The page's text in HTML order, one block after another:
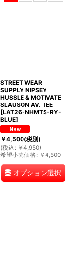
STREET WEAR
SUPPLY NIPSEY
HUSSLE & MOTIVATE
SLAUSON AV. TEE
[LAT26-NHMTS-RY-
BLUE]
￥4,500(税別)
(税込 : ￥ 4,950)
希望小売価格: ￥ 4,500
オプション選択